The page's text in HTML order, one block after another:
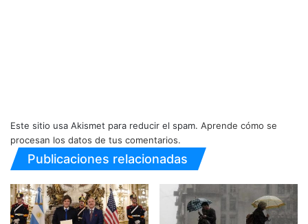
Este sitio usa Akismet para reducir el spam. Aprende cómo se
procesan los datos de tus comentarios.
Publicaciones relacionadas